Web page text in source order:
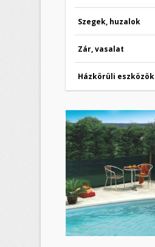
Szegek, huzalok
Zár, vasalat
Házkörüli eszközök